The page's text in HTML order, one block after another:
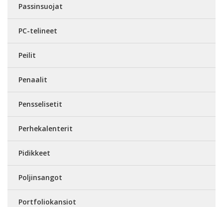
Passinsuojat
PC-telineet
Peilit
Penaalit
Pensselisetit
Perhekalenterit
Pidikkeet
Poljinsangot
Portfoliokansiot